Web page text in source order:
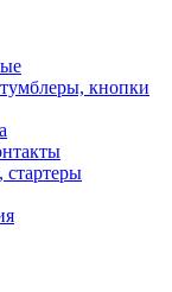
кнопки
стартеры